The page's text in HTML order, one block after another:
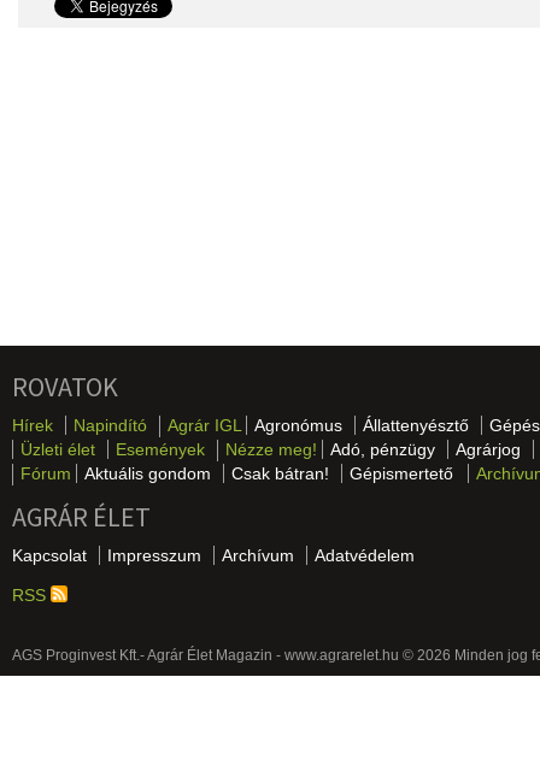
ROVATOK
Hírek Napindító Agrár IGL Agronómus Állattenyésztő
Üzleti élet
Események Nézze meg! Adó, pénzügy
Agrárjog
Fórum
Aktuális gondom Csak bátran! Gépismertető
AGRÁR ÉLET
Kapcsolat Impresszum Archívum Adatvédelem
RSS
AGS Proginvest Kft.- Agrár Élet Magazin - www.agrarelet.hu © 2026 Minden jog